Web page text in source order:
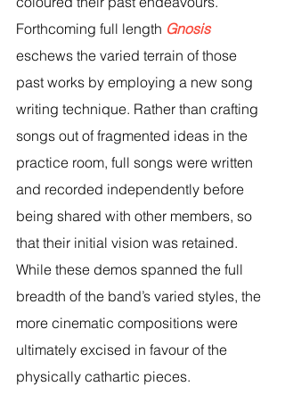
Forthcoming full length Gnosis
eschews the varied terrain of those
past works by employing a new song
writing technique. Rather than crafting
songs out of fragmented ideas in the
practice room, full songs were written
and recorded independently before
being shared with other members, so
that their initial vision was retained.
While these demos spanned the full
breadth of the band’s varied styles, the
more cinematic compositions were
ultimately excised in favour of the
physically cathartic pieces.